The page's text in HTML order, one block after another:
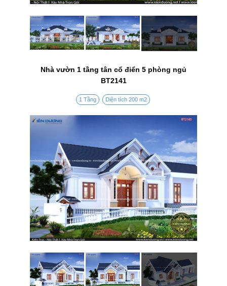
Nhà vườn 1 tầng tân cổ điển 5 phòng ngủ
BT2141
1 Tầng Diện tích 200 m2